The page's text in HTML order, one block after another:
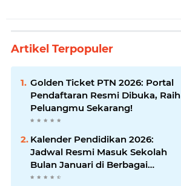
Artikel Terpopuler
Golden Ticket PTN 2026: Portal
Pendaftaran Resmi Dibuka, Raih
Peluangmu Sekarang!
Kalender Pendidikan 2026:
Jadwal Resmi Masuk Sekolah
Bulan Januari di Berbagai
Daerah